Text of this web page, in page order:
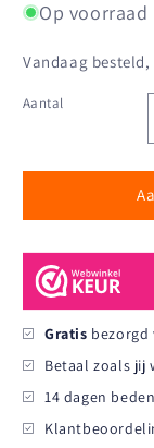
Op voorraad
Vandaag
Aantal
Aantal
Gratis bezorgd
Betaal zoals jij
14 dagen